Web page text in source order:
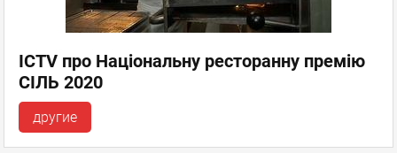
ICTV про Національну ресторанну премію
СІЛЬ 2020
другие